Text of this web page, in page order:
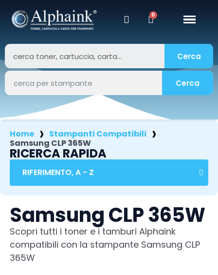
Cerca
Cerca
Home
Stampanti Compatibili
Samsung CLP 365W
RICERCA RAPIDA
Samsung CLP 365W
Scopri tutti i toner e i tamburi Alphaink
compatibili con la stampante Samsung CLP
365W